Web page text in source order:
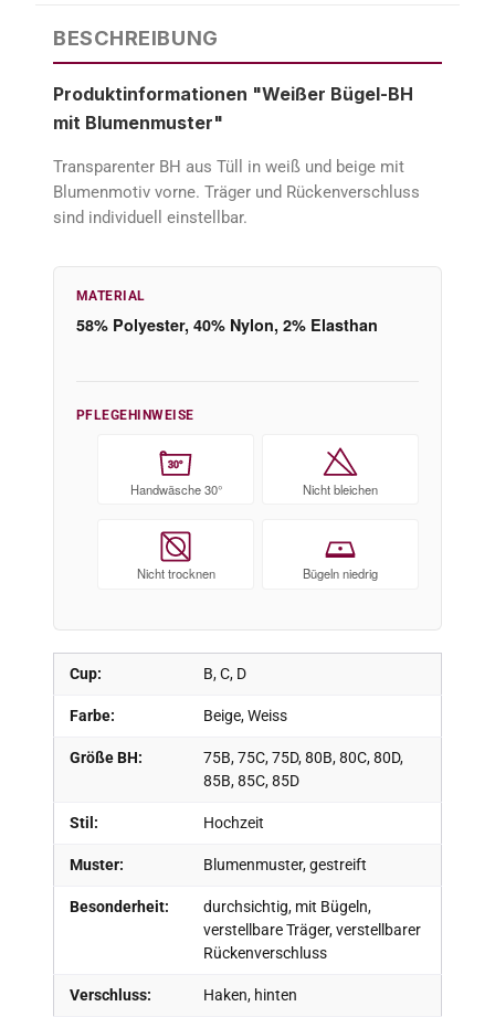
BESCHREIBUNG
Produktinformationen "Weißer Bügel-BH
mit Blumenmuster"
Transparenter BH aus Tüll in weiß und beige mit
Blumenmotiv vorne. Träger und Rückenverschluss
sind individuell einstellbar.
Cup: B, C, D
Farbe: Beige, Weiss
Größe BH:
75B, 75C, 75D, 80B, 80C, 80D,
85B, 85C, 85D
Stil: Hochzeit
Muster: Blumenmuster, gestreift
Besonderheit:
durchsichtig, mit Bügeln,
verstellbare Träger, verstellbarer
Rückenverschluss
Verschluss: Haken, hinten
MATERIAL
58% Polyester, 40% Nylon, 2% Elasthan
PFLEGEHINWEISE
30°
Handwäsche 30° Nicht bleichen
Nicht trocknen Bügeln niedrig